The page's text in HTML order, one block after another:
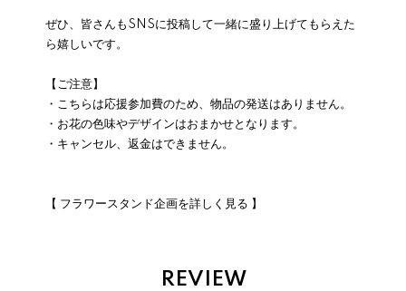
ぜひ、皆さんもSNSに投稿して一緒に盛り上げてもらえた
ら嬉しいです。
【ご注意】
・こちらは応援参加費のため、物品の発送はありません。
・お花の色味やデザインはおまかせとなります。
・キャンセル、返金はできません。
【 フラワースタンド企画を詳しく見る 】
REVIEW